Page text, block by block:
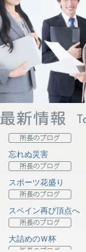
忘れぬ災害
スポーツ花盛り
スペイン再び頂点へ
大詰めのＷ杯